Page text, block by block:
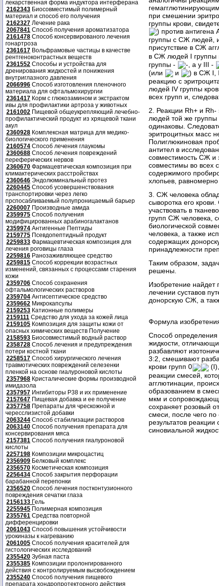
лекарственная форма индуктора интерферана
2162343 Биосовместимый полимерный
материал и способ его получения
2162327 Лечение рака
2067841 Способ получения ароматизатора
2161478 Способ консервированого лечения
гонартроза
2361617 Вольфрамовые частицы в качестве
рентгеноконтрастных веществ
2361552 Способы и устройства для
дренирования жидкостей и понижения
внутриглазного давления
2066996 Способ изготовления пленочного
материала для офтальмохирургии
2361417 Корм с глюкозамином и экстрактом
ивы для профилактики артроза у животных
2161002 Пищевой общеукрепляющий лечебно-
профилактический продукт из хрящевой ткани
акул
2360928 Комплексная матрица для медико-
биологического применения
2160574 Способ лечения глаукомы
2360688 Способ лечения повреждений
переферических нервов
2360670 Фармацевтическая композиция при
климактерических расстройствах
2360646 Эндолюминальный протез
2260445 Способ усовершенствования
транспортировки через легко
прспосабливаемый полупроницаемый барьер
2260007 Производные амида
2359975 Способ получения
модифицированных арабиногалактанов
2359974 Антигенные Пептиды
2159775 Псевдопептидный продукт
2259833 Фармацевтическая композиция для
лечения роговицы глаза
2259816 Ранозаживляющее средство
2259815 Способ коррекции возрастных
изменений, связанных с процессами старения
кожи
2359706 Способ сохранения
офтальмологических растворов
2359704 Антисептическое средство
2359662 Микрокапсулы
2159253 Катионные полимеры
2159111 Средство для ухода за кожей лица
2159105 Композиция для защиты кожи от
опасных химических веществ Получение
2158593 Биосовместимый водный раствор
2358728 Способ лечения и предупреждения
потери костной ткани
2258517 Способ хирургического лечения
травмотических повреждений селезенки
пленкой на основе гиалуроновой кислоты
2357968 Кристалические формы производной
имидазола
2357957 Ингибиторы P38 и их применение
2157647 Пищевая добавка и ее получение
2357758 Препараты для чрескожной и
чересслизистой добавки
2063244 Способ стабилизации растворов
2063140 Способ получения препарата для
консервирования мяса
2157381 Способ получения гиалуроновой
кислоты
2257198 Композиции микроцастиц
2356909 Белковый комплекс
2356570 Косметическая композиция
2256434 Способ закрытия перфорации
барабанной перепонки
2356520 Способ лечения постконтузионного
повреждения сечатки глаза
2156133 Гель
2255945 Полимерная композиция
2355761 Средства повторной
дифференцировки
2061043 Способ повышения устойчивости
урокиназы к нагреванию
2061005 Способ получения красителей для
гистологических исследований
2355420 Зубная паста
2355385 Композиции пролонгированного
действия с контролируемым высвобождением
2355240 Способ получения пищевого
препарата хондропротекторного действия
при смешении
группы крови,
) против антигена
группы с СЖ людей,
присутствие в СЖ
в СЖ людей I группы
группы -
-, а у III -
(или
и
) в СЖ I,
реакцию с
людей IV группы
всех групп и,
2. Реакции Rh+ и
людей той же группы
одинаковы.
эритроцитных масс
Полиглюкиновая
антител в
совместимость СЖ и
совместимы во всех
содержимого
хлопьев,
3. СЖ человека
сыворотка его
участвовать в
групп СЖ человека,
биологической
человека, а также
содержащих
принадлежности
Таким образом,
решены.
Изобретение найдет
лечении суставов
донорскую СЖ, а
Формула
Способ определения
жидкости,
разбавляют
3:2, смешивают
крови групп 0
реакции смесей,
агглютинации,
образованием в
мкм и
сохраняет розовый
смеси, после чего
результатов
синовиальной